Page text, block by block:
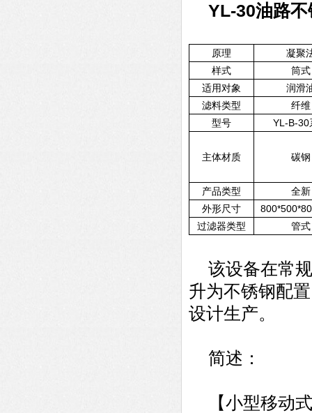
YL-30油路不
原理
凝聚
样式
筒式
适用对象
润滑
滤料类型
纤维
型号
YL-B-30
主体材质 碳钢
产品类型
全新
外形尺寸
过滤器类型
管式
该设备在常规
升为不锈钢配
设计生产。
简述：
【小型移动式